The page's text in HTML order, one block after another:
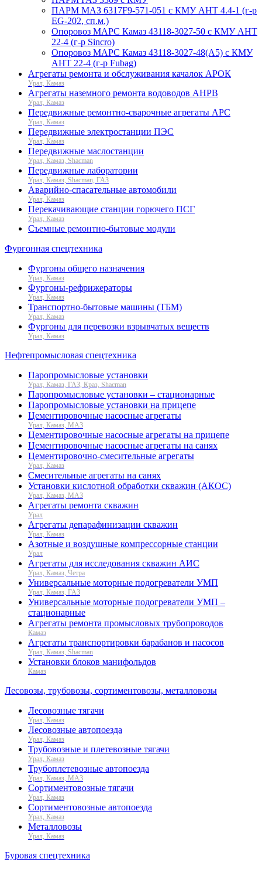
ПАРМ МАЗ 6317F9-571-051 с КМУ АНТ 4.4-1 (г-р
EG-202, сп.м.)
Опоровоз МАРС Камаз 43118-3027-50 с КМУ АНТ
22-4 (г-р Sincro)
Опоровоз МАРС Камаз 43118-3027-48(A5) с КМУ
АНТ 22-4 (г-р Fubag)
Агрегаты ремонта и обслуживания качалок АРОК
Урал, Камаз
Агрегаты наземного ремонта водоводов АНРВ
Урал, Камаз
Передвижные ремонтно-сварочные агрегаты АРС
Урал, Камаз
Передвижные электростанции ПЭС
Урал, Камаз
Передвижные маслостанции
Урал, Камаз, Shacman
Передвижные лаборатории
Урал, Камаз, Shacman, ГАЗ
Аварийно-спасательные автомобили
Урал, Камаз
Перекачивающие станции горючего ПСГ
Урал, Камаз
Съемные ремонтно-бытовые модули
Фургонная спецтехника
Фургоны общего назначения
Урал, Камаз
Фургоны-рефрижераторы
Урал, Камаз
Транспортно-бытовые машины (ТБМ)
Урал, Камаз
Фургоны для перевозки взрывчатых веществ
Урал, Камаз
Нефтепромысловая спецтехника
Паропромысловые установки
Урал, Камаз, ГАЗ, Краз, Shacman
Паропромысловые установки – стационарные
Паропромысловые установки на прицепе
Цементировочные насосные агрегаты
Урал, Камаз, МАЗ
Цементировочные насосные агрегаты на прицепе
Цементировочные насосные агрегаты на санях
Цементировочно-смесительные агрегаты
Урал, Камаз
Смесительные агрегаты на санях
Установки кислотной обработки скважин (АКОС)
Урал, Камаз, МАЗ
Агрегаты ремонта скважин
Урал
Агрегаты депарафинизации скважин
Урал, Камаз
Азотные и воздушные компрессорные станции
Урал
Агрегаты для исследования скважин АИС
Урал, Камаз, Четра
Универсальные моторные подогреватели УМП
Урал, Камаз, ГАЗ
Универсальные моторные подогреватели УМП –
стационарные
Агрегаты ремонта промысловых трубопроводов
Камаз
Агрегаты транспортировки барабанов и насосов
Урал, Камаз, Shacman
Установки блоков манифольдов
Камаз
Лесовозы, трубовозы, сортиментовозы, металловозы
Лесовозные тягачи
Урал, Камаз
Лесовозные автопоезда
Урал, Камаз
Трубовозные и плетевозные тягачи
Урал, Камаз
Трубоплетевозные автопоезда
Урал, Камаз, МАЗ
Сортиментовозные тягачи
Урал, Камаз
Сортиментовозные автопоезда
Урал, Камаз
Металловозы
Урал, Камаз
Буровая спецтехника